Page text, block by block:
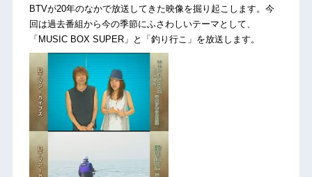
BTVが20年のなかで放送してきた映像を掘り起こします。今
回は過去番組から今の季節にふさわしいテーマとして、
「MUSIC BOX SUPER」と「釣り行こ」を放送します。